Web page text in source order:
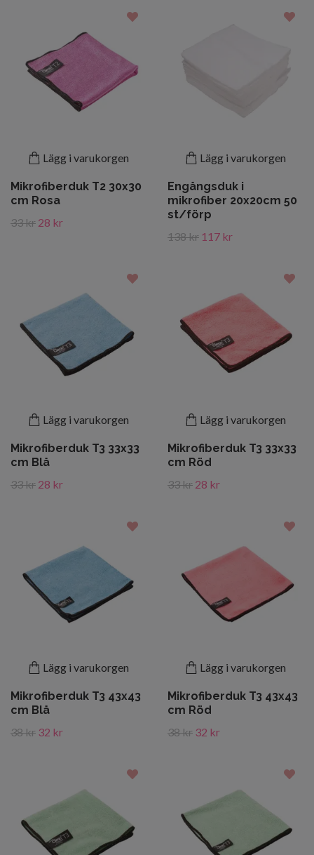
Lägg i varukorgen
Mikrofiberduk T2 30x30
cm Rosa
33 kr 28 kr
Lägg i varukorgen
Engångsduk i
mikrofiber 20x20cm 50
st/förp
138 kr 117 kr
Lägg i varukorgen
Mikrofiberduk T3 33x33
cm Blå
33 kr 28 kr
Lägg i varukorgen
Mikrofiberduk T3 33x33
cm Röd
33 kr 28 kr
Lägg i varukorgen
Mikrofiberduk T3 43x43
cm Blå
38 kr 32 kr
Lägg i varukorgen
Mikrofiberduk T3 43x43
cm Röd
38 kr 32 kr